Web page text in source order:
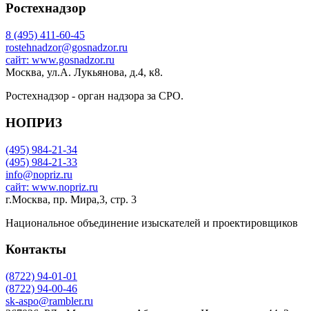
Ростехнадзор
8 (495) 411-60-45
rostehnadzor@gosnadzor.ru
сайт: www.gosnadzor.ru
Москва, ул.А. Лукьянова, д.4, к8.
Ростехнадзор - орган надзора за СРО.
НОПРИЗ
(495) 984-21-34
(495) 984-21-33
info@nopriz.ru
сайт: www.nopriz.ru
г.Москва, пр. Мира,3, стр. 3
Национальное объединение изыскателей и проектировщиков
Контакты
(8722) 94-01-01
(8722) 94-00-46
sk-aspo@rambler.ru